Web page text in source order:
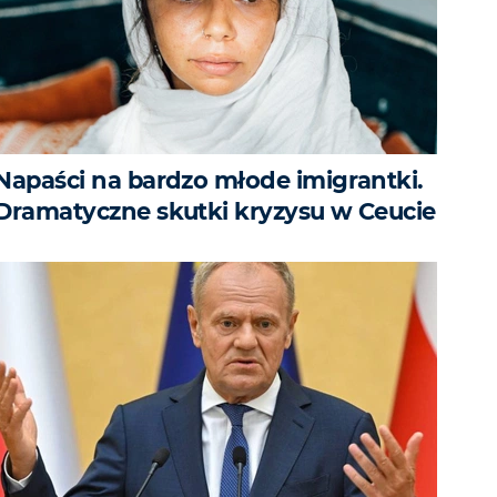
na bardzo młode imigrantki.
skutki kryzysu w Ceucie